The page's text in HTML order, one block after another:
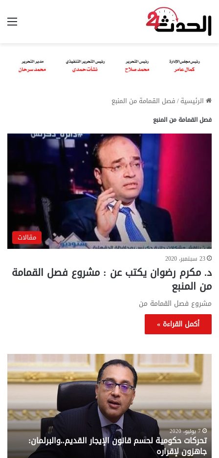
الرئيسية/فصل القمامة من المنبع
فصل القمامة من المنبع
مقالات
23 سبتمبر، 2020
د. مكرم رضوان يكتب عن : مشروع فصل القمامة
من المنبع
مشروع فصل القمامة من
أكمل القراءة »
تحركات
حكومية
لحسم
قانون
القديم..والبرلمان:
جاهزون
لإقراره
7 يوليو، 2020
تحركات حكومية لحسم قانون الإيجار القديم..والبرلمان:
جاهزون لإقراره
..
من